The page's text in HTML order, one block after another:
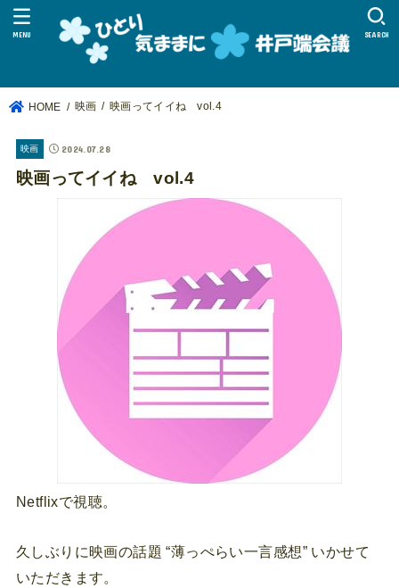
SEARCH
MENU
HOME 映画 映画ってイイね vol.4
映画 2024.07.28
映画ってイイね vol.4
Netflixで視聴。
久しぶりに映画の話題 “薄っぺらい一言感想” いかせて
いただきます。